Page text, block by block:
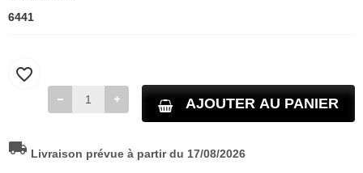
6441
AJOUTER AU PANIER
favorite_border
local_shipping Livraison prévue à partir du 17/08/2026